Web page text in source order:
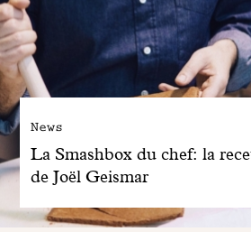
Mon compte
E-Shop
News
La Smashbox du chef: la
de Joël Geismar